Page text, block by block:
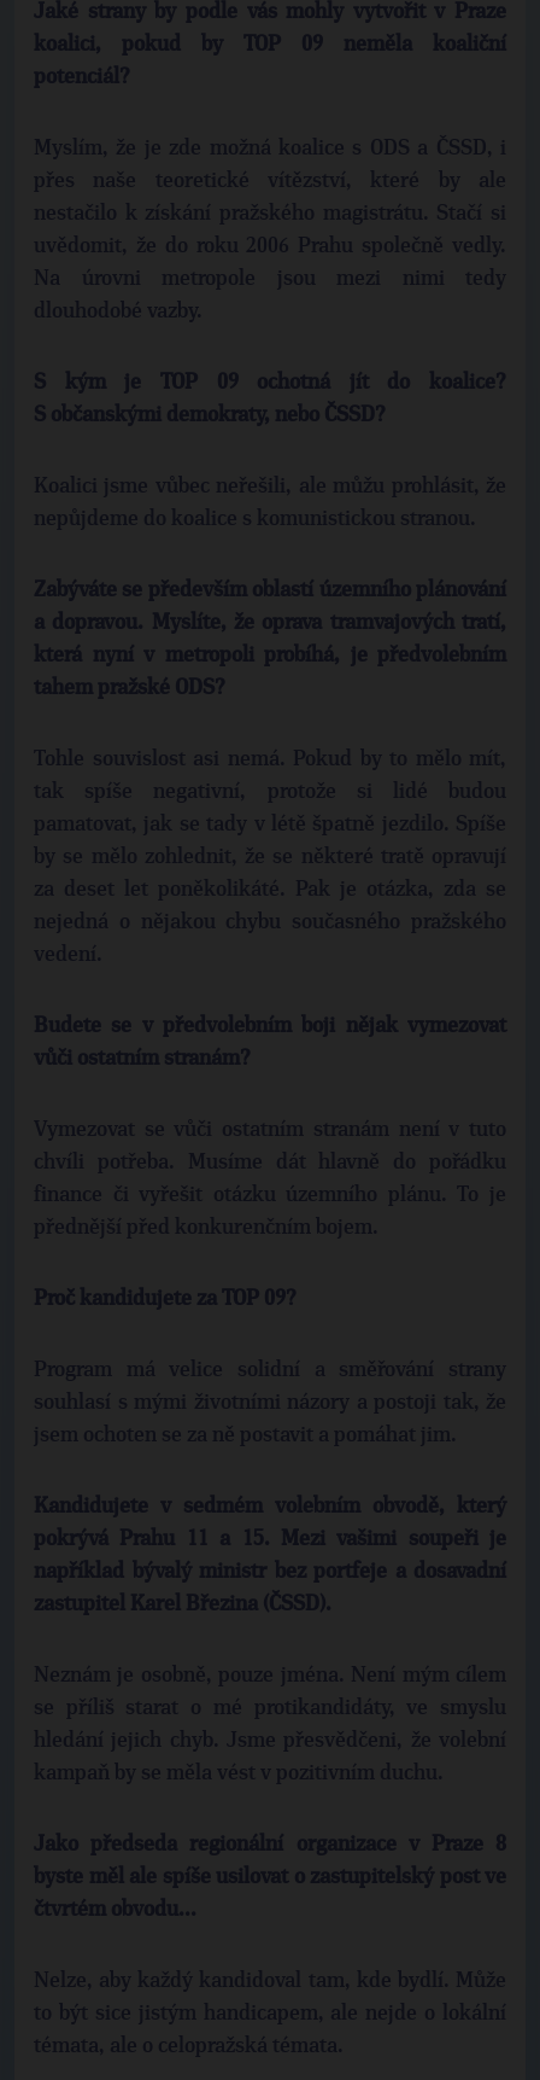
Jaké strany by podle vás mohly vytvořit v Praze
koalici, pokud by TOP 09 neměla koaliční
potenciál?
Myslím, že je zde možná koalice s ODS a ČSSD, i
přes naše teoretické vítězství, které by ale
nestačilo k získání pražského magistrátu. Stačí si
uvědomit, že do roku 2006 Prahu společně vedly.
Na úrovni metropole jsou mezi nimi tedy
dlouhodobé vazby.
S kým je TOP 09 ochotná jít do koalice?
S občanskými demokraty, nebo ČSSD?
Koalici jsme vůbec neřešili, ale můžu prohlásit, že
nepůjdeme do koalice s komunistickou stranou.
Zabýváte se především oblastí územního plánování
a dopravou. Myslíte, že oprava tramvajových tratí,
která nyní v metropoli probíhá, je předvolebním
tahem pražské ODS?
Tohle souvislost asi nemá. Pokud by to mělo mít,
tak spíše negativní, protože si lidé budou
pamatovat, jak se tady v létě špatně jezdilo. Spíše
by se mělo zohlednit, že se některé tratě opravují
za deset let poněkolikáté. Pak je otázka, zda se
nejedná o nějakou chybu současného pražského
vedení.
Budete se v předvolebním boji nějak vymezovat
vůči ostatním stranám?
Vymezovat se vůči ostatním stranám není v tuto
chvíli potřeba. Musíme dát hlavně do pořádku
finance či vyřešit otázku územního plánu. To je
přednější před konkurenčním bojem.
Proč kandidujete za TOP 09?
Program má velice solidní a směřování strany
souhlasí s mými životními názory a postoji tak, že
jsem ochoten se za ně postavit a pomáhat jim.
Kandidujete v sedmém volebním obvodě, který
pokrývá Prahu 11 a 15. Mezi vašimi soupeři je
například bývalý ministr bez portfeje a dosavadní
zastupitel Karel Březina (ČSSD).
Neznám je osobně, pouze jména. Není mým cílem
se příliš starat o mé protikandidáty, ve smyslu
hledání jejich chyb. Jsme přesvědčeni, že volební
kampaň by se měla vést v pozitivním duchu.
Jako předseda regionální organizace v Praze 8
byste měl ale spíše usilovat o zastupitelský post ve
čtvrtém obvodu...
Nelze, aby každý kandidoval tam, kde bydlí. Může
to být sice jistým handicapem, ale nejde o lokální
témata, ale o celopražská témata.